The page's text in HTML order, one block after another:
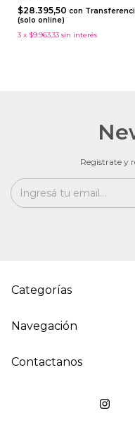
$28.395,50 con
(solo online)
3 x $9.963,33 sin interés
Registrate y
Categorías
Navegación
Contactanos